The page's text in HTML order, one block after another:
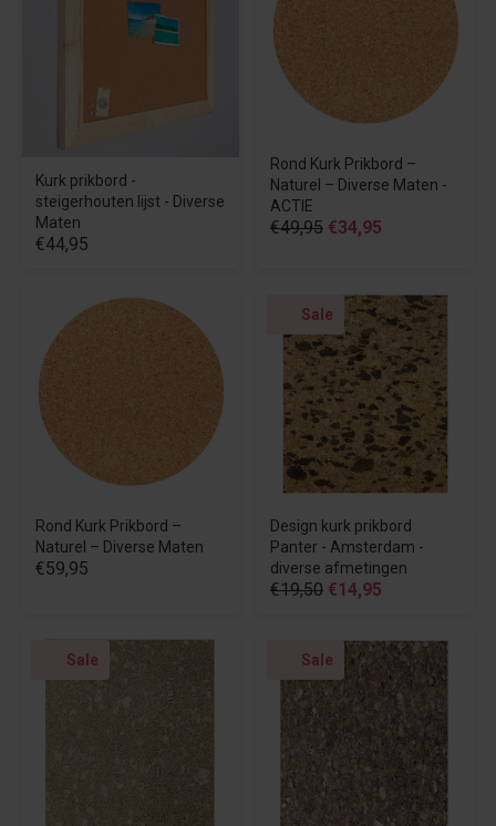
Kurk prikbord -
steigerhouten lijst - Diverse
Maten
€44,95
Rond Kurk Prikbord –
Naturel – Diverse Maten -
ACTIE
€49,95 €34,95
Rond Kurk Prikbord –
Naturel – Diverse Maten
€59,95
Sale
Design kurk prikbord
Panter - Amsterdam -
diverse afmetingen
€19,50 €14,95
Sale Sale